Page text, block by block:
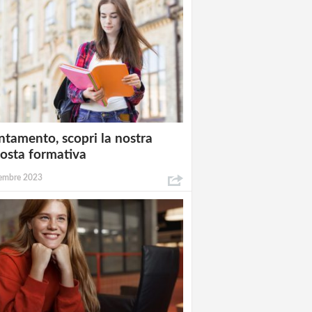
scopri la nostra
formativa
2023